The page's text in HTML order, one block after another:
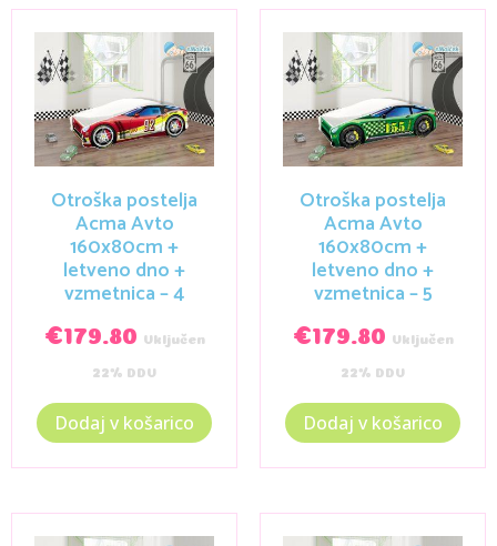
Otroška postelja
Acma Avto
160x80cm +
letveno dno +
vzmetnica – 4
€ 179.80 Vključen
22% DDV
Dodaj v košarico
Otroška postelja
Acma Avto
160x80cm +
letveno dno +
vzmetnica – 5
€ 179.80 Vključen
22% DDV
Dodaj v košarico